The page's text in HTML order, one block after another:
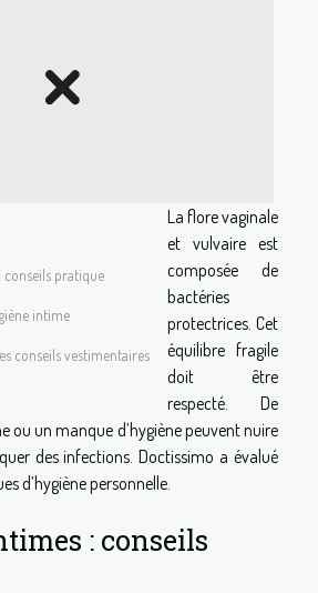
conseils pratique
intime
conseils vestimentaires
La flore vaginale
et vulvaire est
composée de
bactéries
protectrices. Cet
équilibre fragile
doit être
respecté. De
ou un manque d’hygiène peuvent nuire
des infections. Doctissimo a évalué
d’hygiène personnelle.
: conseils